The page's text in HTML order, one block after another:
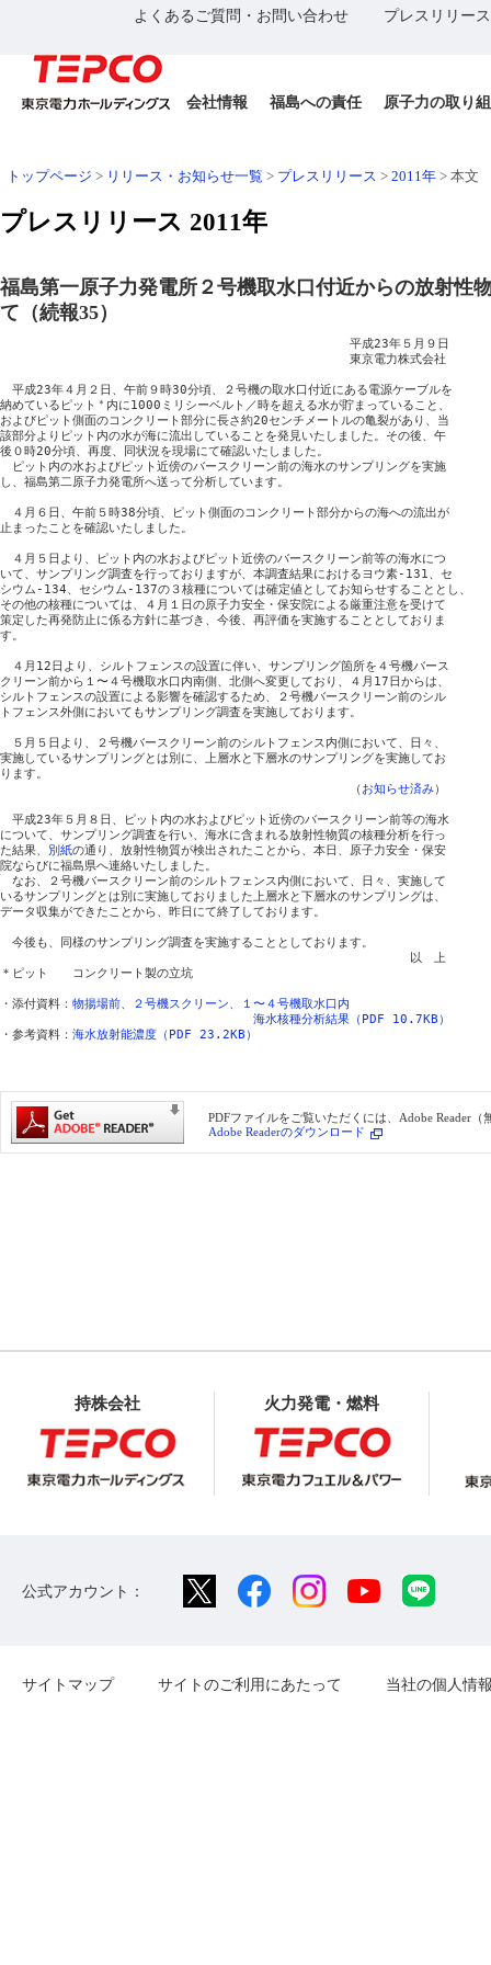
よくあるご質問・お問い合わせ プレスリリー
会社情報 福島への責任 原子力の取り
トップページ > リリース・お知らせ一覧 > プレスリリース > 2011年 > 本文
プレスリリース 2011年
福島第一原子力発電所２号機取水口付近からの放射性
て（続報35）
平成23年５月９日
東京電力株式会社
平成23年４月２日、午前９時30分頃、２号機の取水口付近にある電源ケーブルを
納めているピット ＊ 内に1000ミリシーベルト／時を超える水が貯まっていること、
およびピット側面のコンクリート部分に長さ約20センチメートルの亀裂があり、当
該部分よりピット内の水が海に流出していることを発見いたしました。その後、午
後０時20分頃、再度、同状況を現場にて確認いたしました。
ピット内の水およびピット近傍のバースクリーン前の海水のサンプリングを実施
し、福島第二原子力発電所へ送って分析しています。
４月６日、午前５時38分頃、ピット側面のコンクリート部分からの海への流出が
止まったことを確認いたしました。
４月５日より、ピット内の水およびピット近傍のバースクリーン前等の海水につ
いて、サンプリング調査を行っておりますが、本調査結果におけるヨウ素-131、セ
シウム-134、セシウム-137の３核種については確定値としてお知らせすることとし、
その他の核種については、４月１日の原子力安全・保安院による厳重注意を受けて
策定した再発防止に係る方針に基づき、今後、再評価を実施することとしておりま
す。
４月12日より、シルトフェンスの設置に伴い、サンプリング箇所を４号機バース
クリーン前から１〜４号機取水口内南側、北側へ変更しており、４月17日からは、
シルトフェンスの設置による影響を確認するため、２号機バースクリーン前のシル
トフェンス外側においてもサンプリング調査を実施しております。
５月５日より、２号機バースクリーン前のシルトフェンス内側において、日々、
実施しているサンプリングとは別に、上層水と下層水のサンプリングを実施してお
ります。
（ お知らせ済み）
平成23年５月８日、ピット内の水およびピット近傍のバースクリーン前等の海水
について、サンプリング調査を行い、海水に含まれる放射性物質の核種分析を行っ
た結果、 別紙の通り、放射性物質が検出されたことから、本日、原子力安全・保安
院ならびに福島県へ連絡いたしました。
なお、２号機バースクリーン前のシルトフェンス内側において、日々、実施して
いるサンプリングとは別に実施しておりました上層水と下層水のサンプリングは、
データ収集ができたことから、昨日にて終了しております。
今後も、同様のサンプリング調査を実施することとしております。
以　上
＊ピット　　コンクリート製の立坑
・添付資料： 物揚場前、２号機スクリーン、１〜４号機取水口内
海水核種分析結果（PDF 10.7KB）
・参考資料： 海水放射能濃度（PDF 23.2KB）
PDFファイルをご覧いただくには、Adobe Reader（
Adobe Readerのダウンロード
持株会社 火力発電・燃料
公式アカウント：
サイトマップ サイトのご利用にあたって 当社の個人情